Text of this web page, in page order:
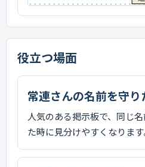
役立つ場面
常連さんの名前を守り
人気のある掲示板で、同じ
た時に見分けやすくなります